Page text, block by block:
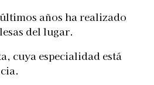
años ha realizado
del lugar.
cuya especialidad está